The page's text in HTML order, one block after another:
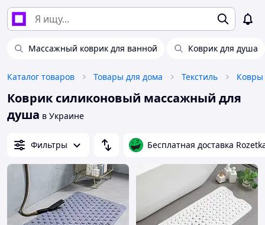
Массажный коврик для ванной Коврик для душа
Каталог товаров Товары для дома Текстиль Ковры
Коврик силиконовый массажный для
душа в Украине
Фильтры Бесплатная доставка